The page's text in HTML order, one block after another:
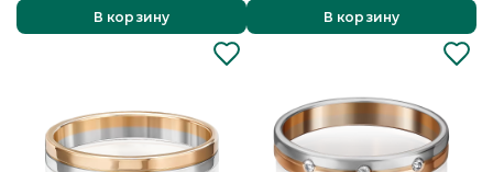
В корзину
В корзину